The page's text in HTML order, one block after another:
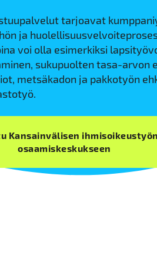
tarjoavat
ja
voi olla esimerkiksi
sukupuolten tasa-arvon
metsäkadon ja pakkotyön
Kansainvälisen ihmisoikeustyön
osaamiskeskukseen